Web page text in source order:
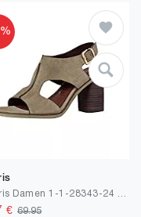
€ 69.95